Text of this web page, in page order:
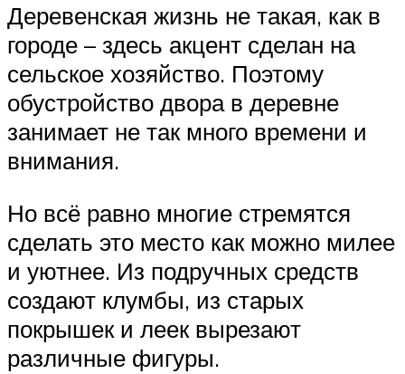
Деревенская жизнь не такая, как в
городе – здесь акцент сделан на
сельское хозяйство. Поэтому
обустройство двора в деревне
занимает не так много времени и
внимания.
Но всё равно многие стремятся
сделать это место как можно милее
и уютнее. Из подручных средств
создают клумбы, из старых
покрышек и леек вырезают
различные фигуры.